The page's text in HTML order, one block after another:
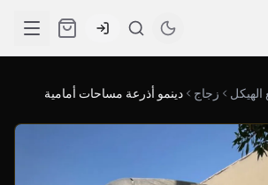
زجاج دينمو أذرعة مساحات أمامية